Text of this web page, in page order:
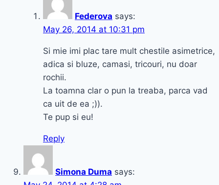
Federova says:
May 26, 2014 at 10:31 pm
Si mie imi plac tare mult chestile asimetrice,
adica si bluze, camasi, tricouri, nu doar
rochii.
La toamna clar o pun la treaba, parca vad
ca uit de ea ;)).
Te pup si eu!
Reply
Simona Duma says: